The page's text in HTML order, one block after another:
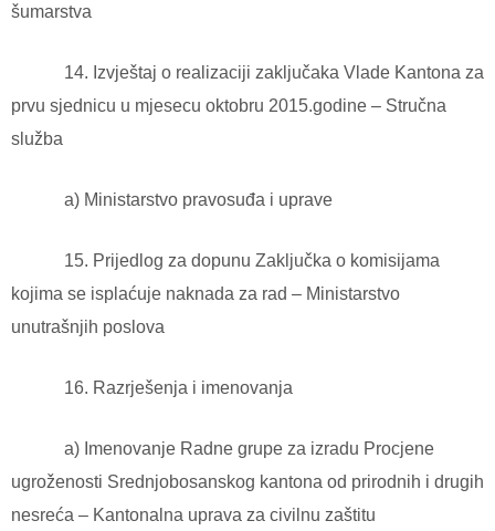
šumarstva
14. Izvještaj o realizaciji zaključaka Vlade Kantona za
prvu sjednicu u mjesecu oktobru 2015.godine – Stručna
služba
a) Ministarstvo pravosuđa i uprave
15. Prijedlog za dopunu Zaključka o komisijama
kojima se isplaćuje naknada za rad – Ministarstvo
unutrašnjih poslova
16. Razrješenja i imenovanja
a) Imenovanje Radne grupe za izradu Procjene
ugroženosti Srednjobosanskog kantona od prirodnih i drugih
nesreća – Kantonalna uprava za civilnu zaštitu